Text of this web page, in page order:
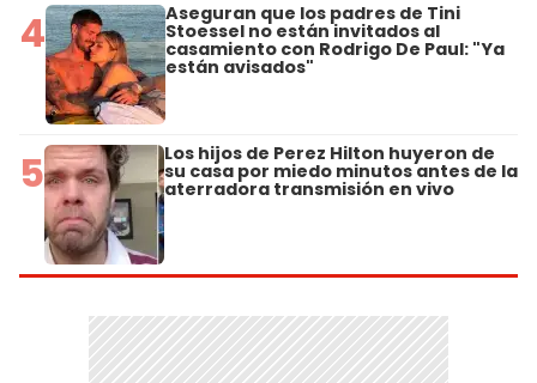
4 Aseguran que los padres de Tini
Stoessel no están invitados al
casamiento con Rodrigo De Paul: "Ya
están avisados"
5 Los hijos de Perez Hilton huyeron de
su casa por miedo minutos antes de la
aterradora transmisión en vivo